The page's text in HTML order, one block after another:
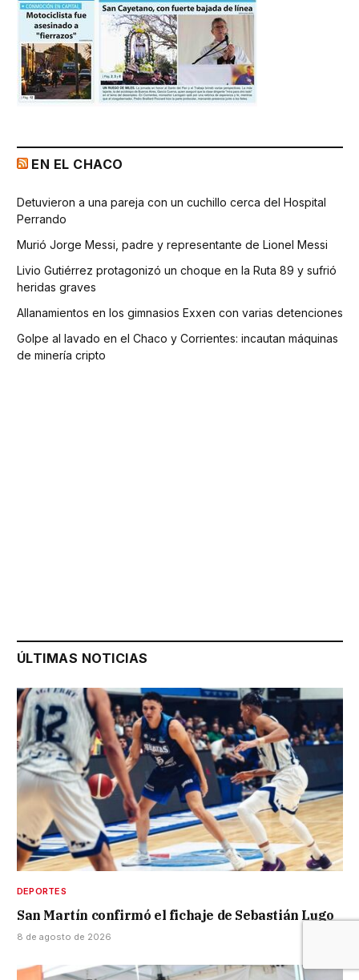
EN EL CHACO
Detuvieron a una pareja con un cuchillo cerca del Hospital
Perrando
Murió Jorge Messi, padre y representante de Lionel Messi
Livio Gutiérrez protagonizó un choque en la Ruta 89 y sufrió
heridas graves
Allanamientos en los gimnasios Exxen con varias detenciones
Golpe al lavado en el Chaco y Corrientes: incautan máquinas
de minería cripto
ÚLTIMAS NOTICIAS
DEPORTES
San Martín confirmó el fichaje de Sebastián Lugo
8 de agosto de 2026